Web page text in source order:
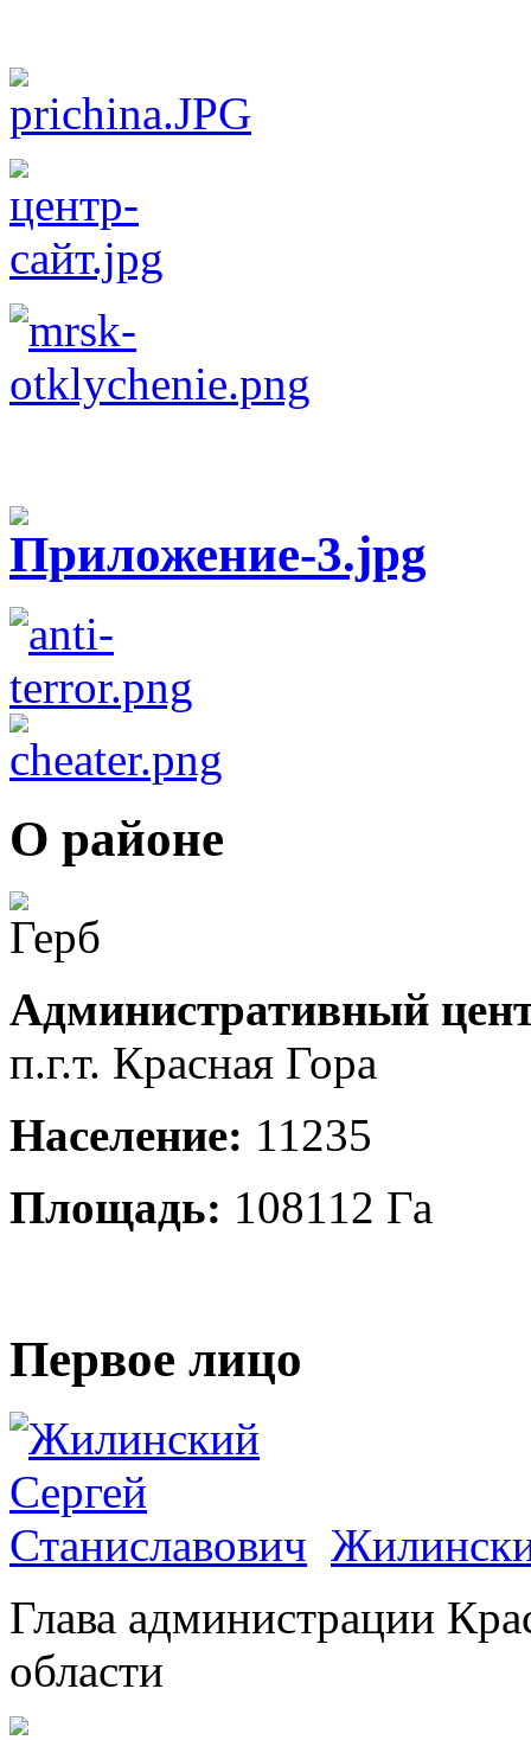
О районе
Административный
п.г.т. Красная Гора
Население: 11235
Площадь: 108112 Га
Первое лицо
Глава администрации
области